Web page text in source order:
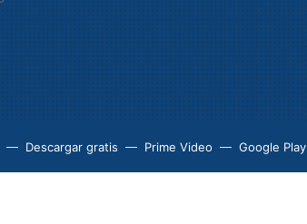
Descargar gratis Prime Video Google Play